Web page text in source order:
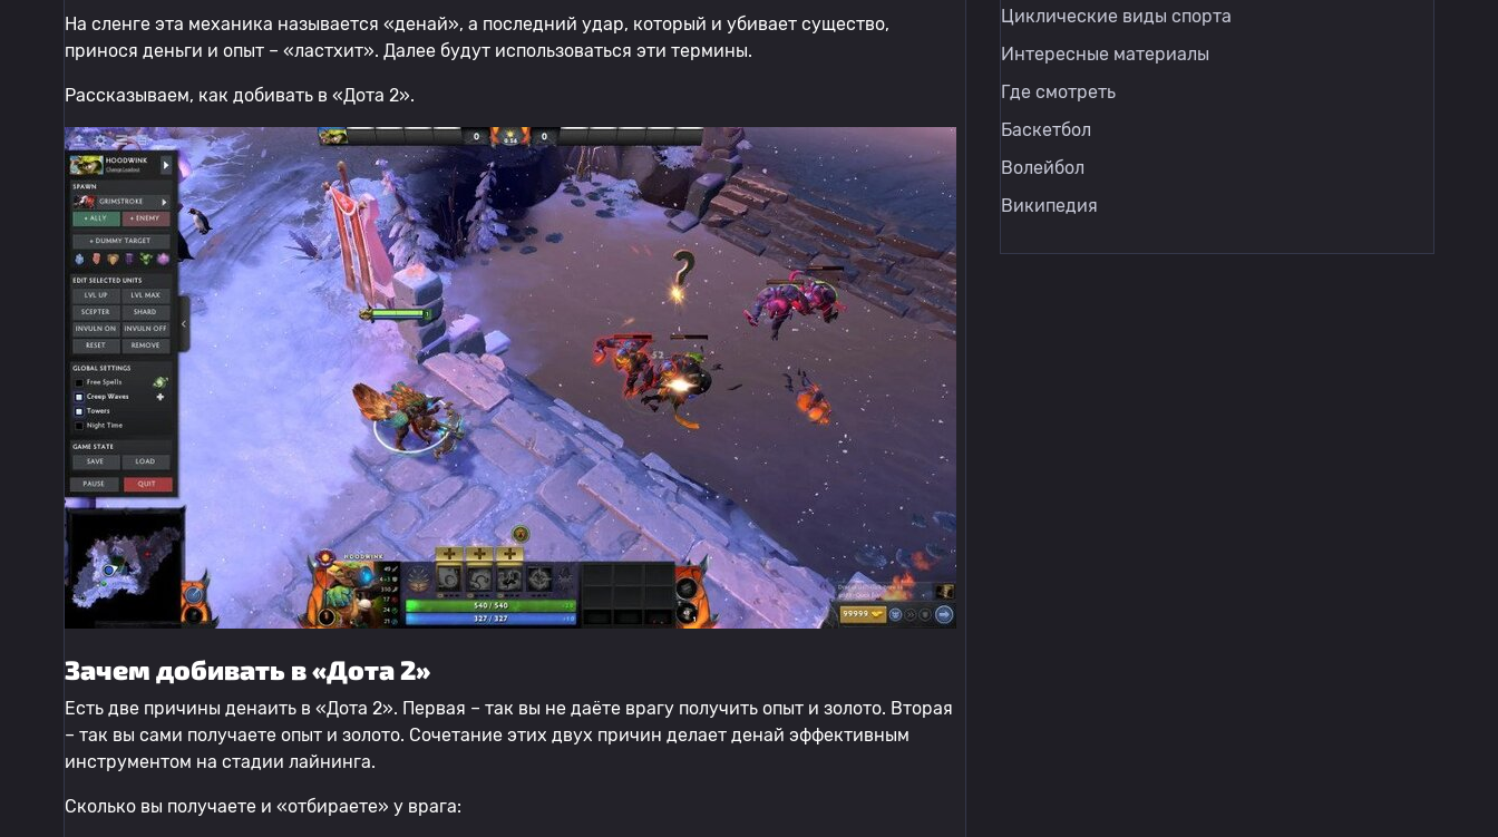
На сленге эта механика называется «денай», а последний удар, который и убивает существо,
принося деньги и опыт – «ластхит». Далее будут использоваться эти термины.
Рассказываем, как добивать в «Дота 2».
Зачем добивать в «Дота 2»
Есть две причины денаить в «Дота 2». Первая – так вы не даёте врагу получить опыт и золото. Вторая
– так вы сами получаете опыт и золото. Сочетание этих двух причин делает денай эффективным
инструментом на стадии лайнинга.
Сколько вы получаете и «отбираете» у врага:
Циклические виды спорта
Интересные материалы
Где смотреть
Баскетбол
Волейбол
Википедия